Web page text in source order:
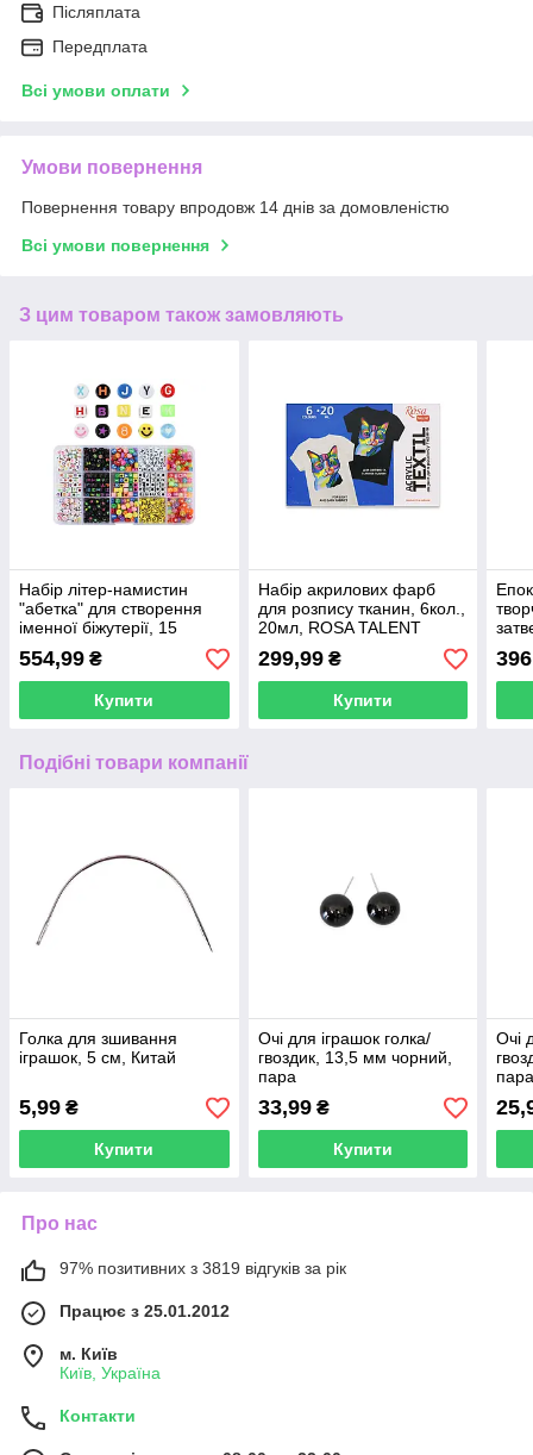
Післяплата
Передплата
Всі умови оплати
Умови повернення
Повернення товару впродовж 14 днів за домовленістю
Всі умови повернення
З цим товаром також замовляють
Набір літер-намистин
"абетка" для створення
іменної біжутерії, 15
осередків
554,99 ₴
Купити
Набір акрилових фарб
для розпису тканин, 6кол.,
20мл, ROSA TALENT
299,99₴
Купити
(1:1)
Подібні товари компанії
Голка для зшивання
іграшок, 5 см, Китай
5,99 ₴
Купити
Очі для іграшок голка/
гвоздик, 13,5 мм чорний,
пара
33,99₴
Купити
Очі
Про нас
97% позитивних з 3819 відгуків за рік
Працює з 25.01.2012
м. Київ
Київ, Україна
Контакти